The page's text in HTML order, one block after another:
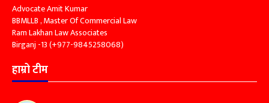
Advocate Amit Kumar
BBMLLB , Master Of Commercial Law
Ram Lakhan Law Associates
Birganj -13 (+977-9845258068)
हाम्रो टीम